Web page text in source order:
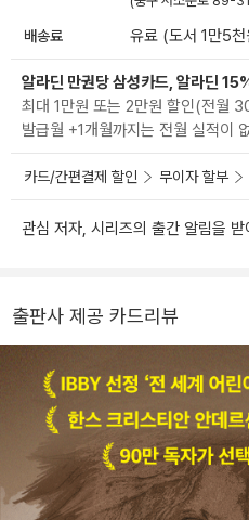
배송료 유료 (도서 1만5
알라딘 만권당 삼성카드, 알라딘
최대 1만원 또는 2만원 할인(전월
발급월 +1개월까지는 전월 실적이
카드/간편결제 할인 무이자 할부
관심 저자, 시리즈의 출간 알림을 받
출판사 제공 카드리뷰